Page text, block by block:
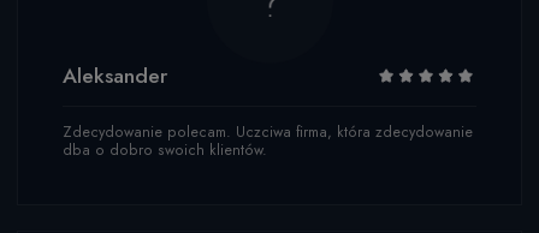
Aleksander
Zdecydowanie polecam. Uczciwa firma, która zdecydowanie
dba o dobro swoich klientów.